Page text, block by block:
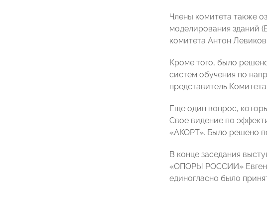
Члены комитета также
моделирования зданий
комитета Антон Левиков.
Кроме того, было
систем обучения по
представитель
Еще один вопрос,
Свое видение по
«АКОРТ». Было решено
В конце заседания
«ОПОРЫ РОССИИ»
единогласно было